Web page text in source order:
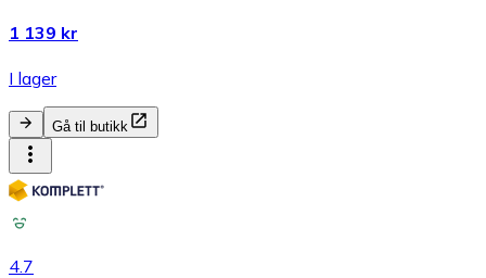
1 139 kr
I lager
Gå til butikk
4.7